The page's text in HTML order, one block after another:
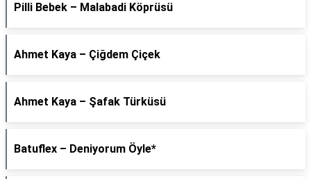
Pilli Bebek – Malabadi Köprüsü
Ahmet Kaya – Çiğdem Çiçek
Ahmet Kaya – Şafak Türküsü
Batuflex – Deniyorum Öyle*